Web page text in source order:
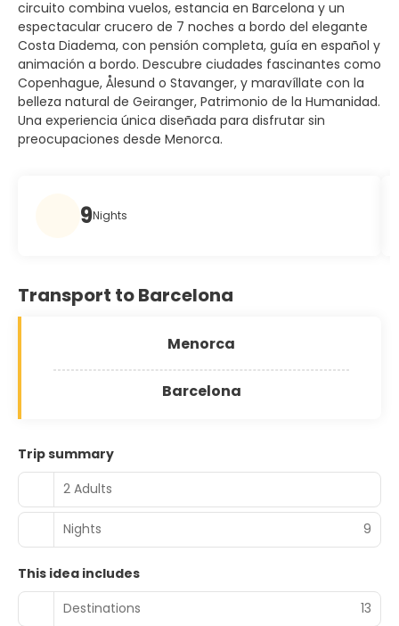
circuito combina vuelos, estancia en Barcelona y un
espectacular crucero de 7 noches a bordo del elegante
Costa Diadema, con pensión completa, guía en español y
animación a bordo. Descubre ciudades fascinantes como
Copenhague, Ålesund o Stavanger, y maravíllate con la
belleza natural de Geiranger, Patrimonio de la Humanidad.
Una experiencia única diseñada para disfrutar sin
preocupaciones desde Menorca.
9Nights
Transport to Barcelona
Menorca
Barcelona
Trip summary
2 Adults
Nights 9
This idea includes
Destinations
13